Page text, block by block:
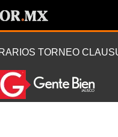
TORNEO